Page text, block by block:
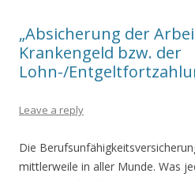
„Absicherung der
Krankengeld bzw. der
Lohn-/
Leave a reply
Die
mittlerweile in aller Munde. Was